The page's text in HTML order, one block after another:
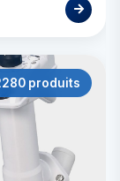
produits